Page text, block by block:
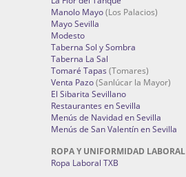
Manolo Mayo(Los Palacios)
Mayo Sevilla
Modesto
Taberna Sol y Sombra
Taberna La Sal
Tomaré Tapas (Tomares)
Venta Pazo(Sanlúcar la Mayor)
El Sibarita Sevillano
Restaurantes en Sevilla
Menús de Navidad en Sevilla
Menús de San Valentín en Sevilla
ROPA Y UNIFORMIDAD LABORAL
Ropa Laboral TXB